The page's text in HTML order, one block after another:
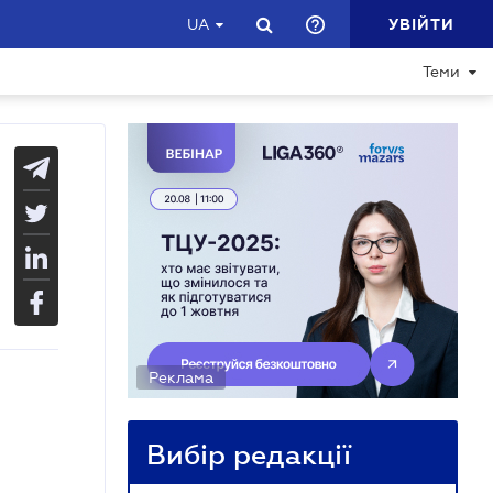
UA УВІЙТИ
Теми
Реклама
Вибір редакції